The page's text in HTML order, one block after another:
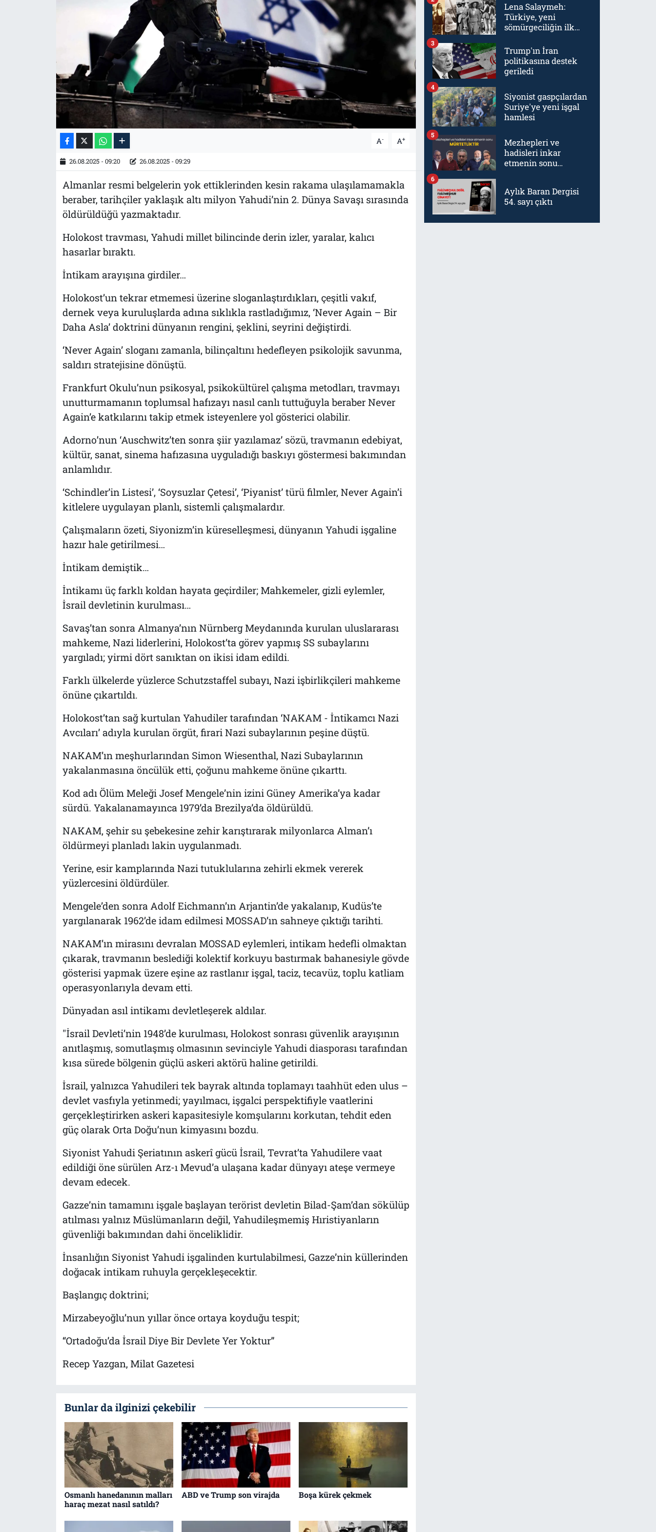
A- A+
26.08.2025 - 09:20 26.08.2025 - 09:29
Almanlar resmi belgelerin yok ettiklerinden kesin rakama ulaşılamamakla
beraber, tarihçiler yaklaşık altı milyon Yahudi’nin 2. Dünya Savaşı sırasında
öldürüldüğü yazmaktadır.
Holokost travması, Yahudi millet bilincinde derin izler, yaralar, kalıcı
hasarlar bıraktı.
İntikam arayışına girdiler…
Holokost’un tekrar etmemesi üzerine sloganlaştırdıkları, çeşitli vakıf,
dernek veya kuruluşlarda adına sıklıkla rastladığımız, ‘Never Again – Bir
Daha Asla’ doktrini dünyanın rengini, şeklini, seyrini değiştirdi.
‘Never Again’ sloganı zamanla, bilinçaltını hedefleyen psikolojik savunma,
saldırı stratejisine dönüştü.
Frankfurt Okulu’nun psikosyal, psikokültürel çalışma metodları, travmayı
unutturmamanın toplumsal hafızayı nasıl canlı tuttuğuyla beraber Never
Again’e katkılarını takip etmek isteyenlere yol gösterici olabilir.
Adorno’nun ‘Auschwitz’ten sonra şiir yazılamaz’ sözü, travmanın edebiyat,
kültür, sanat, sinema hafızasına uyguladığı baskıyı göstermesi bakımından
anlamlıdır.
‘Schindler’in Listesi’, ‘Soysuzlar Çetesi’, ‘Piyanist’ türü filmler, Never Again’i
kitlelere uygulayan planlı, sistemli çalışmalardır.
Çalışmaların özeti, Siyonizm’in küreselleşmesi, dünyanın Yahudi işgaline
hazır hale getirilmesi…
İntikam demiştik…
İntikamı üç farklı koldan hayata geçirdiler; Mahkemeler, gizli eylemler,
İsrail devletinin kurulması…
Savaş’tan sonra Almanya’nın Nürnberg Meydanında kurulan uluslararası
mahkeme, Nazi liderlerini, Holokost’ta görev yapmış SS subaylarını
yargıladı; yirmi dört sanıktan on ikisi idam edildi.
Farklı ülkelerde yüzlerce Schutzstaffel subayı, Nazi işbirlikçileri mahkeme
önüne çıkartıldı.
Holokost’tan sağ kurtulan Yahudiler tarafından ‘NAKAM - İntikamcı Nazi
Avcıları’ adıyla kurulan örgüt, firari Nazi subaylarının peşine düştü.
NAKAM’ın meşhurlarından Simon Wiesenthal, Nazi Subaylarının
yakalanmasına öncülük etti, çoğunu mahkeme önüne çıkarttı.
Kod adı Ölüm Meleği Josef Mengele’nin izini Güney Amerika’ya kadar
sürdü. Yakalanamayınca 1979’da Brezilya’da öldürüldü.
NAKAM, şehir su şebekesine zehir karıştırarak milyonlarca Alman’ı
öldürmeyi planladı lakin uygulanmadı.
Yerine, esir kamplarında Nazi tutuklularına zehirli ekmek vererek
yüzlercesini öldürdüler.
Mengele’den sonra Adolf Eichmann’ın Arjantin’de yakalanıp, Kudüs’te
yargılanarak 1962’de idam edilmesi MOSSAD’ın sahneye çıktığı tarihti.
NAKAM’ın mirasını devralan MOSSAD eylemleri, intikam hedefli olmaktan
çıkarak, travmanın beslediği kolektif korkuyu bastırmak bahanesiyle gövde
gösterisi yapmak üzere eşine az rastlanır işgal, taciz, tecavüz, toplu katliam
operasyonlarıyla devam etti.
Dünyadan asıl intikamı devletleşerek aldılar.
"İsrail Devleti’nin 1948’de kurulması, Holokost sonrası güvenlik arayışının
anıtlaşmış, somutlaşmış olmasının sevinciyle Yahudi diasporası tarafından
kısa sürede bölgenin güçlü askeri aktörü haline getirildi.
İsrail, yalnızca Yahudileri tek bayrak altında toplamayı taahhüt eden ulus –
devlet vasfıyla yetinmedi; yayılmacı, işgalci perspektifiyle vaatlerini
gerçekleştirirken askeri kapasitesiyle komşularını korkutan, tehdit eden
güç olarak Orta Doğu’nun kimyasını bozdu.
Siyonist Yahudi Şeriatının askerî gücü İsrail, Tevrat’ta Yahudilere vaat
edildiği öne sürülen Arz-ı Mevud’a ulaşana kadar dünyayı ateşe vermeye
devam edecek.
Gazze’nin tamamını işgale başlayan terörist devletin Bilad-Şam’dan sökülüp
atılması yalnız Müslümanların değil, Yahudileşmemiş Hıristiyanların
güvenliği bakımından dahi önceliklidir.
İnsanlığın Siyonist Yahudi işgalinden kurtulabilmesi, Gazze’nin küllerinden
doğacak intikam ruhuyla gerçekleşecektir.
Başlangıç doktrini;
Mirzabeyoğlu’nun yıllar önce ortaya koyduğu tespit;
“Ortadoğu’da İsrail Diye Bir Devlete Yer Yoktur”
Recep Yazgan, Milat Gazetesi
Bunlar da ilginizi çekebilir
Osmanlı hanedanının malları
haraç mezat nasıl satıldı?
ABD ve Trump son virajda Boşa kürek çekmek
Lena Salaymeh:
Türkiye, yeni
sömürgeciliğin ilk
Trump'ın İran
politikasına destek
geriledi
3
Siyonist gaspçılardan
Suriye'ye yeni işgal
hamlesi
4
Mezhepleri ve
hadisleri inkar
etmenin sonu
5
Aylık Baran Dergisi
54. sayı çıktı
6